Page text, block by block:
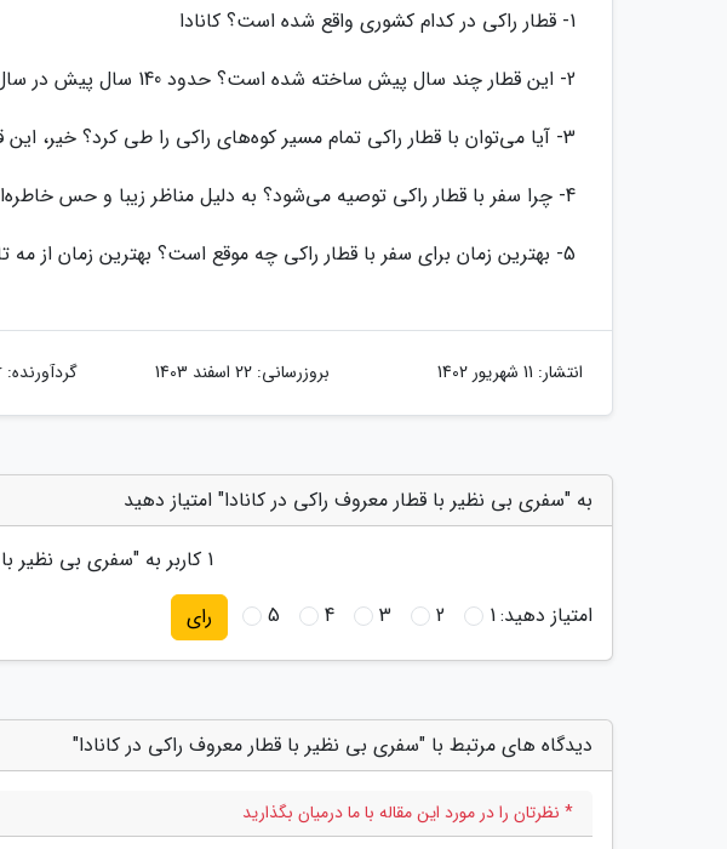
1- قطار راکی در کدام کشوری واقع شده است؟ کانادا
2- این قطار چند سال پیش ساخته شده است؟ حدود 140 سال پیش در سال 1881 ساخته شده است.
3- آیا می‌توان با قطار راکی تمام مسیر کوه‌های راکی را طی کرد؟ خیر، این قطار تنها بخشی از مسیر را طی می‌کند.
4- چرا سفر با قطار راکی توصیه می‌شود؟ به دلیل مناظر زیبا و حس خاطره‌انگیز سفر با قطار در کوهستان
5- بهترین زمان برای سفر با قطار راکی چه موقع است؟ بهترین زمان از مه تا اکتبر به دلیل آب و هوای مناسب است.
انتشار: 11 شهریور 1402 بروزرسانی: 22 اسفند 1403 گردآورنده:
به "سفری بی نظیر با قطار معروف راکی در کانادا" امتیاز دهید
1 کاربر به "سفری بی نظیر با
امتیاز دهید:1
2
3
4
5 رای
دیدگاه های مرتبط با "سفری بی نظیر با قطار معروف راکی در کانادا"
* نظرتان را در مورد این مقاله با ما درمیان بگذارید